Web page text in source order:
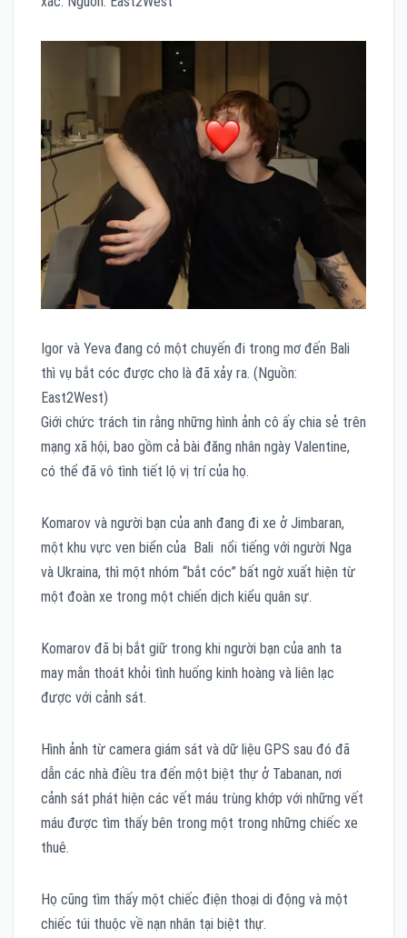
Igor và Yeva đang có một chuyến đi trong mơ đến Bali
thì vụ bắt cóc được cho là đã xảy ra. (Nguồn:
East2West)
Giới chức trách tin rằng những hình ảnh cô ấy chia sẻ trên
mạng xã hội, bao gồm cả bài đăng nhân ngày Valentine,
có thể đã vô tình tiết lộ vị trí của họ.
Komarov và người bạn của anh đang đi xe ở Jimbaran,
một khu vực ven biển của Bali nổi tiếng với người Nga
và Ukraina, thì một nhóm “bắt cóc” bất ngờ xuất hiện từ
một đoàn xe trong một chiến dịch kiểu quân sự.
Komarov đã bị bắt giữ trong khi người bạn của anh ta
may mắn thoát khỏi tình huống kinh hoàng và liên lạc
được với cảnh sát.
Hình ảnh từ camera giám sát và dữ liệu GPS sau đó đã
dẫn các nhà điều tra đến một biệt thự ở Tabanan, nơi
cảnh sát phát hiện các vết máu trùng khớp với những vết
máu được tìm thấy bên trong một trong những chiếc xe
thuê.
Họ cũng tìm thấy một chiếc điện thoại di động và một
chiếc túi thuộc về nạn nhân tại biệt thự.